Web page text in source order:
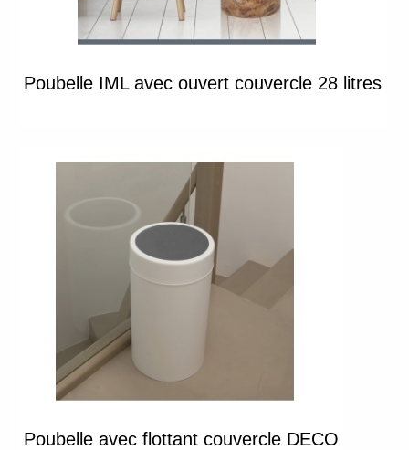
Poubelle IML avec ouvert couvercle 28 litres
Poubelle avec flottant couvercle DECO